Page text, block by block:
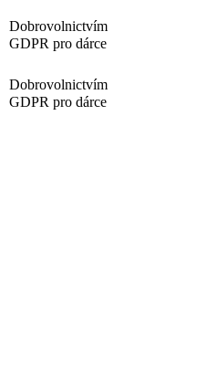
Dobrovolnictvím
GDPR pro dárce
Dobrovolnictvím
GDPR pro dárce